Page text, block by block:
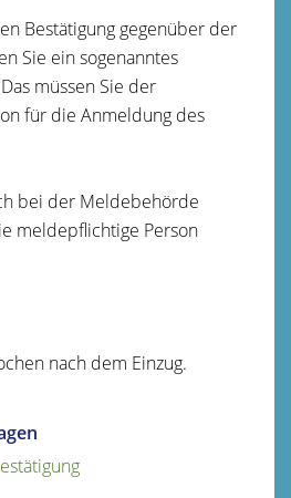
Bestätigung gegenüber der
Sie ein sogenanntes
müssen Sie der
für die Anmeldung des
bei der Meldebehörde
meldepflichtige Person
nach dem Einzug.